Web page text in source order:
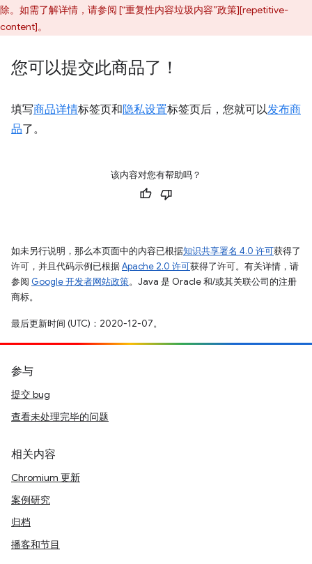
除。如需了解详情，请参阅 [“重复性内容垃圾内容”政策][repetitive-
content]。
您可以提交此商品了！
填写商品详情标签页和隐私设置标签页后，您就可以发布商
品了。
该内容对您有帮助吗？
如未另行说明，那么本页面中的内容已根据知识共享署名 4.0 许可获得了
许可，并且代码示例已根据Apache 2.0 许可获得了许可。有关详情，请
参阅 Google 开发者网站政策。Java 是 Oracle 和/或其关联公司的注册
商标。
最后更新时间 (UTC)：2020-12-07。
参与
提交 bug
查看未处理完毕的问题
相关内容
Chromium 更新
案例研究
归档
播客和节目